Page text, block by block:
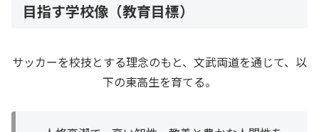
目指す学校像（教育目標）
サッカーを校技とする理念のもと、文武両道を通じて、以
下の東高生を育てる。